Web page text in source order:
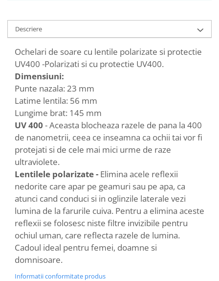
Descriere
Ochelari de soare cu lentile polarizate si protectie
UV400 -Polarizati si cu protectie UV400.
Dimensiuni:
Punte nazala: 23 mm
Latime lentila: 56 mm
Lungime brat: 145 mm
UV 400 - Aceasta blocheaza razele de pana la 400
de nanometrii, ceea ce inseamna ca ochii tai vor fi
protejati si de cele mai mici urme de raze
ultraviolete.
Lentilele polarizate - Elimina acele reflexii
nedorite care apar pe geamuri sau pe apa, ca
atunci cand conduci si in oglinzile laterale vezi
lumina de la farurile cuiva. Pentru a elimina aceste
reflexii se folosesc niste filtre invizibile pentru
ochiul uman, care reflecta razele de lumina.
Cadoul ideal pentru femei, doamne si
domnisoare.
Informatii conformitate produs